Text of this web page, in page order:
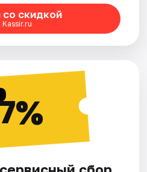
со скидкой
Kassir.ru